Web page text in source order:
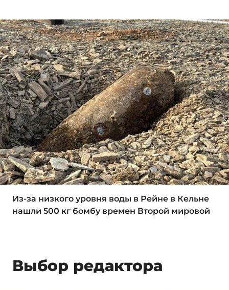
Из-за низкого уровня воды в Рейне в Кельне
нашли 500 кг бомбу времен Второй мировой
Выбор редактора